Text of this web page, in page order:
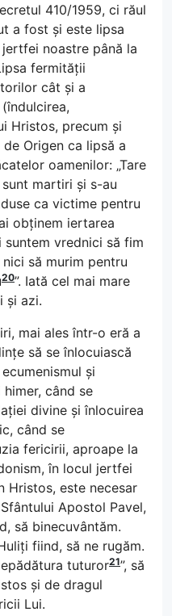
410/1959, ci răul
a fost și este lipsa
noastre până la
fermității
cât și a
Hristos, precum și
Origen ca lipsă a
oamenilor: „Tare
martiri și s-au
ca victime pentru
obținem iertarea
vrednici să fim
să murim pentru
20”. Iată cel mai mare
și azi.
mai ales într-o eră a
să se înlocuiască
și
când se
divine și înlocuirea
când se
fericirii, aproape la
în locul jertfei
Hristos, este necesar
Apostol Pavel,
să binecuvântăm.
fiind, să ne rugăm.
tuturor21”, să
și de dragul
Lui.